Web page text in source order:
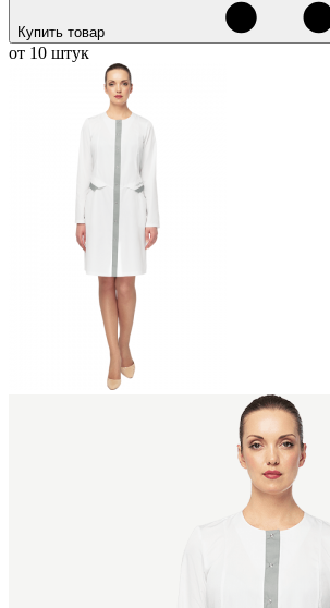
Купить товар
от 10 штук